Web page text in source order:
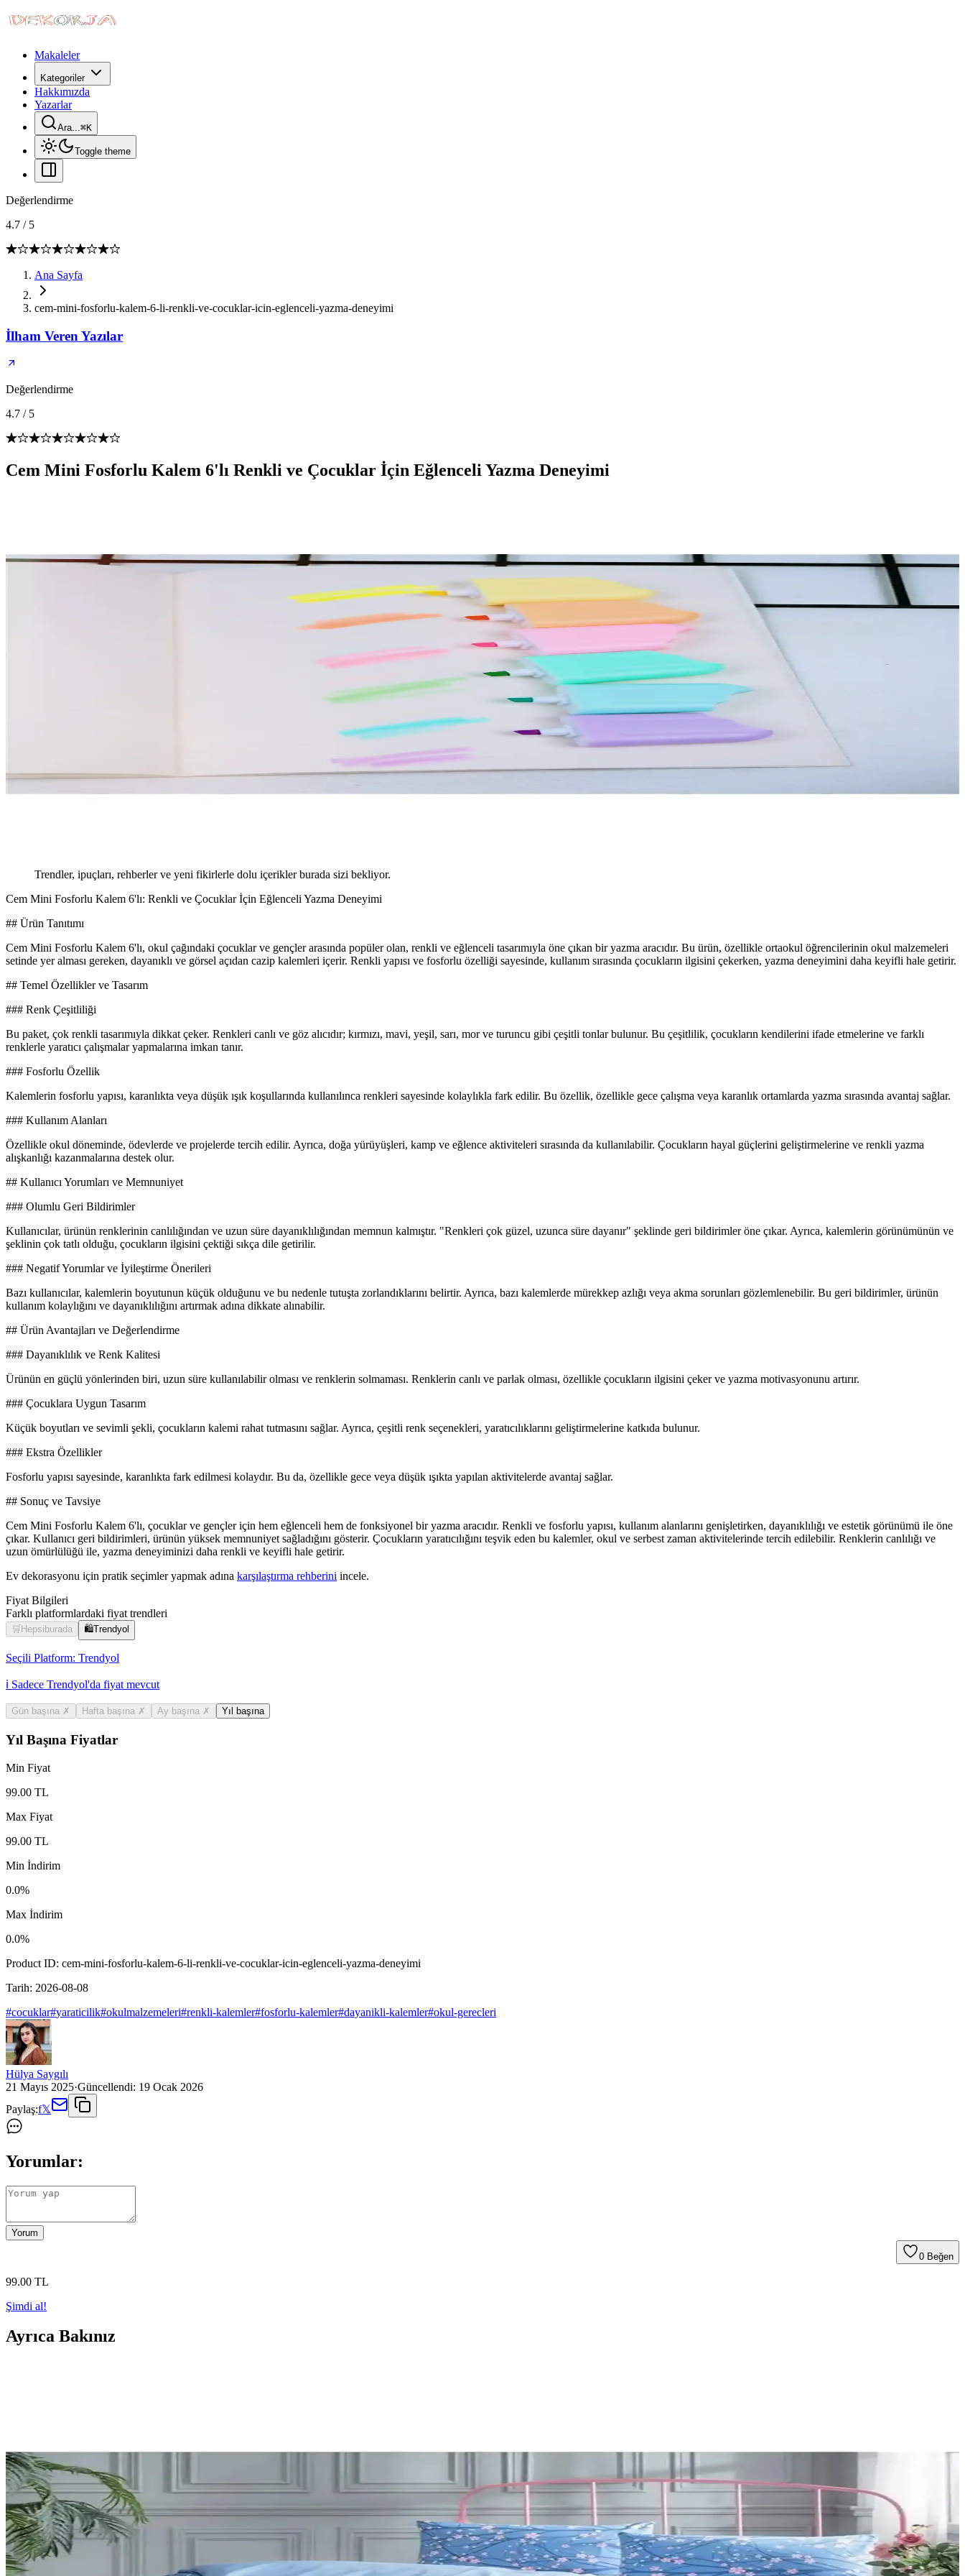
Makaleler
Kategoriler
Hakkımızda
Yazarlar
Ara...⌘K
Toggle theme
Değerlendirme
4.7 / 5
Ana Sayfa
cem-mini-fosforlu-kalem-6-li-renkli-ve-cocuklar-icin-eglenceli-yazma-deneyimi
İlham Veren Yazılar
Değerlendirme
4.7 / 5
Cem Mini Fosforlu Kalem 6'lı Renkli ve Çocuklar İçin Eğlenceli Yazma Deneyimi
Trendler, ipuçları, rehberler ve yeni fikirlerle dolu içerikler burada sizi bekliyor.
Cem Mini Fosforlu Kalem 6'lı: Renkli ve Çocuklar İçin Eğlenceli Yazma Deneyimi
## Ürün Tanıtımı
Cem Mini Fosforlu Kalem 6'lı, okul çağındaki çocuklar ve gençler arasında popüler olan, renkli ve eğlenceli tasarımıyla öne çıkan bir yazma aracıdır. Bu ürün, özellikle ortaokul öğrencilerinin okul malzemeleri
setinde yer alması gereken, dayanıklı ve görsel açıdan cazip kalemleri içerir. Renkli yapısı ve fosforlu özelliği sayesinde, kullanım sırasında çocukların ilgisini çekerken, yazma deneyimini daha keyifli hale getirir.
## Temel Özellikler ve Tasarım
### Renk Çeşitliliği
Bu paket, çok renkli tasarımıyla dikkat çeker. Renkleri canlı ve göz alıcıdır; kırmızı, mavi, yeşil, sarı, mor ve turuncu gibi çeşitli tonlar bulunur. Bu çeşitlilik, çocukların kendilerini ifade etmelerine ve farklı
renklerle yaratıcı çalışmalar yapmalarına imkan tanır.
### Fosforlu Özellik
Kalemlerin fosforlu yapısı, karanlıkta veya düşük ışık koşullarında kullanılınca renkleri sayesinde kolaylıkla fark edilir. Bu özellik, özellikle gece çalışma veya karanlık ortamlarda yazma sırasında avantaj sağlar.
### Kullanım Alanları
Özellikle okul döneminde, ödevlerde ve projelerde tercih edilir. Ayrıca, doğa yürüyüşleri, kamp ve eğlence aktiviteleri sırasında da kullanılabilir. Çocukların hayal güçlerini geliştirmelerine ve renkli yazma
alışkanlığı kazanmalarına destek olur.
## Kullanıcı Yorumları ve Memnuniyet
### Olumlu Geri Bildirimler
Kullanıcılar, ürünün renklerinin canlılığından ve uzun süre dayanıklılığından memnun kalmıştır. "Renkleri çok güzel, uzunca süre dayanır" şeklinde geri bildirimler öne çıkar. Ayrıca, kalemlerin görünümünün ve
şeklinin çok tatlı olduğu, çocukların ilgisini çektiği sıkça dile getirilir.
### Negatif Yorumlar ve İyileştirme Önerileri
Bazı kullanıcılar, kalemlerin boyutunun küçük olduğunu ve bu nedenle tutuşta zorlandıklarını belirtir. Ayrıca, bazı kalemlerde mürekkep azlığı veya akma sorunları gözlemlenebilir. Bu geri bildirimler, ürünün
kullanım kolaylığını ve dayanıklılığını artırmak adına dikkate alınabilir.
## Ürün Avantajları ve Değerlendirme
### Dayanıklılık ve Renk Kalitesi
Ürünün en güçlü yönlerinden biri, uzun süre kullanılabilir olması ve renklerin solmaması. Renklerin canlı ve parlak olması, özellikle çocukların ilgisini çeker ve yazma motivasyonunu artırır.
### Çocuklara Uygun Tasarım
Küçük boyutları ve sevimli şekli, çocukların kalemi rahat tutmasını sağlar. Ayrıca, çeşitli renk seçenekleri, yaratıcılıklarını geliştirmelerine katkıda bulunur.
### Ekstra Özellikler
Fosforlu yapısı sayesinde, karanlıkta fark edilmesi kolaydır. Bu da, özellikle gece veya düşük ışıkta yapılan aktivitelerde avantaj sağlar.
## Sonuç ve Tavsiye
Cem Mini Fosforlu Kalem 6'lı, çocuklar ve gençler için hem eğlenceli hem de fonksiyonel bir yazma aracıdır. Renkli ve fosforlu yapısı, kullanım alanlarını genişletirken, dayanıklılığı ve estetik görünümü ile öne
çıkar. Kullanıcı geri bildirimleri, ürünün yüksek memnuniyet sağladığını gösterir. Çocukların yaratıcılığını teşvik eden bu kalemler, okul ve serbest zaman aktivitelerinde tercih edilebilir. Renklerin canlılığı ve
uzun ömürlülüğü ile, yazma deneyiminizi daha renkli ve keyifli hale getirir.
Ev dekorasyonu için pratik seçimler yapmak adına karşılaştırma rehberini incele.
Fiyat Bilgileri
Farklı platformlardaki fiyat trendleri
🛒 Hepsiburada 🛍️Trendyol
Seçili Platform: Trendyol
ℹ️ Sadece Trendyol'da fiyat mevcut
Gün başına ✗ Hafta başına ✗ Ay başına ✗ Yıl başına
Yıl Başına Fiyatlar
Min Fiyat
99.00 TL
Max Fiyat
99.00 TL
Min İndirim
0.0%
Max İndirim
0.0%
Product ID: cem-mini-fosforlu-kalem-6-li-renkli-ve-cocuklar-icin-eglenceli-yazma-deneyimi
Tarih: 2026-08-08
#cocuklar#yaraticilik#okulmalzemeleri#renkli-kalemler#fosforlu-kalemler#dayanikli-kalemler#okul-gerecleri
Hülya Saygılı
21 Mayıs 2025·Güncellendi: 19 Ocak 2026
Paylaş:f𝕏
Yorumlar:
Yorum
0 Beğen
99.00 TL
Şimdi al!
Ayrıca Bakınız
Adel Sakura ve NaSaDAN Pati Silgi Karşılaştırması: Özellikleri ve Kullanıcı Yorumları
Adel Sakura ve NaSaDAN Pati Silgi'nin özelliklerini, kullanıcı yorumlarını ve karşılaştırmalarını detaylı inceleyerek, ihtiyaçlarınıza uygun en iyi silgiyi seçmenize yardımcı oluyoruz.
Çocuklar İçin Sportaj Işıklı Patenler Karşılaştırması ve En İyi Seçenekler
Bu makalede, iki popüler Sportaj ışıklı çocuk pateni detaylarıyla karşılaştırılıyor. Ürünlerin özellikleri ve kullanıcı yorumlarıyla en uygun seçeneği belirlemenize yardımcı oluyor.
Genel Markalar ve SolinpaTech 3D Kalemleri Karşılaştırması ve Kullanım İpuçları